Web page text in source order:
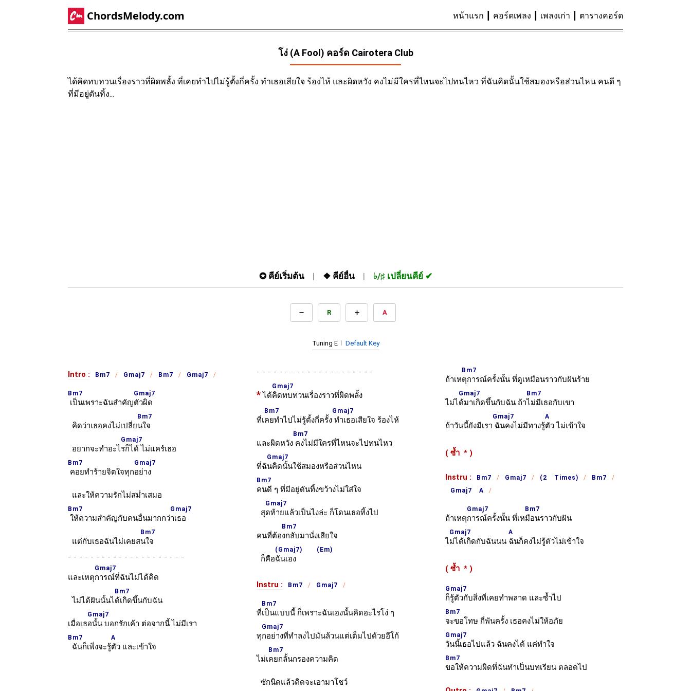
ChordsMelody.com หน้าแรก คอร์ดเพลง เพลงเก่า ตารางคอร์ด
โง่ (A Fool) คอร์ด Cairotera Club
ได้คิดทบทวนเรื่องราวที่ผิดพลั้ง ที่เคยทำไปไม่รู้ตั้งกี่ครั้ง ทำเธอเสียใจ ร้องไห้ และผิดหวัง คงไม่มีใครที่ไหนจะไปทนไหว ที่ฉันคิดนั้นใช้สมองหรือส่วนไหน คนดี ๆ
ที่มีอยู่ดันทิ้ง...
✪ คีย์เริ่มต้น ❖ คีย์อื่น ♭/♯ เปลี่ยนคีย์
R A
Tuning E Default Key
Intro : Bm7 Gmaj7 Bm7 Gmaj7
Bm7
เป็นเพราะฉันสำคัญ
Gmaj7
ตัวผิด
คิดว่าเธอคงไม่เปลี่ย
Bm7
นใจ
อยากจะทำอะไ
Gmaj7
รก็ได้ ไม่แคร์เธอ
Bm7
คอยทำร้ายจิตใจทุก
Gmaj7
อย่าง
และให้ความรักไม่สม่ำเสมอ
Bm7
ให้ความสำคัญกับคนอื่นมากกว่
Gmaj7
าเธอ
แต่กับเธอฉันไม่เคยส
Bm7
นใจ
-
และเหตุ
Gmaj7
การณ์ที่ฉันไม่ได้คิด
ไม่ได้ฝันนั้นไ
Bm7
ด้เกิดขึ้นกับฉัน
เมื่อเธ
Gmaj7
อนั้น บอกรักเค้า ต่อจากนี้ ไม่มีเรา
Bm7
ฉันก็เพิ่งจะรู้
A
ตัว และเข้าใจ
-
*ได้
Gmaj7
คิดทบทวนเรื่องราวที่ผิดพลั้ง
ที่เ
Bm7
คยทำไปไม่รู้ตั้งกี่ครั้ง
Gmaj7
ทำเธอเสียใจ ร้องไห้
และผิดหวัง
Bm7
คงไม่มีใครที่ไหนจะไปทนไหว
ที่ฉั
Gmaj7
นคิดนั้นใช้สมองหรือส่วนไหน
Bm7
คนดี ๆ ที่มีอยู่ดันทิ้งขว้างไม่ใส่ใจ
สุ
Gmaj7
ดท้ายแล้วเป็นไงล่ะ ก็โดนเธอทิ้งไป
คนที่ต้อ
Bm7
งกลับมานั่งเสียใจ
ก็คือ
(Gmaj7)
ฉันเอง
(Em)
Instru : Bm7 Gmaj7
ที่
Bm7
เป็นแบบนี้ ก็เพราะฉันเองนั้นคิดอะไรโง่ ๆ
ทุ
Gmaj7
กอย่างที่ทำลงไปมันล้วนแต่เต็มไปด้วยอีโก้
ไม่เ
Bm7
คยกลั้นกรองความคิด
ซักนิดแล้วคิดจะเอามาโชว์
ถ้าเห
Bm7
ตุการณ์ครั้งนั้น ที่ดูเหมือนราวกับฝันร้าย
ไม่ไ
Gmaj7
ด้มาเกิดขึ้นกับฉัน ถ้า
Bm7
ไม่มีเธอกับเขา
ถ้าวันนี้ยังมีเรา
Gmaj7
ฉันคงไม่มีทางรู้
A
ตัว ไม่เข้าใจ
( ซ้ำ *)
Instru : Bm7 Gmaj7 (2 Times)
Bm7
Gmaj7 A
ถ้าเหตุ
Gmaj7
การณ์ครั้งนั้น ที่เห
Bm7
มือนราวกับฝัน
ไ
Gmaj7
ม่ได้เกิดกับฉันนน
A
ฉันก็คงไม่รู้ตัวไม่เข้าใจ
( ซ้ำ *)
Gmaj7
ก็รู้ตัวกับสิ่งที่เคยทำพลาด และซ้ำไป
Bm7
จะขอโทษ กี่พันครั้ง เธอคงไม่ให้อภัย
Gmaj7
วันนี้เธอไปแล้ว ฉันคงได้ แค่ทำใจ
Bm7
ขอให้ความผิดที่ฉันทำเป็นบทเรียน ตลอดไป